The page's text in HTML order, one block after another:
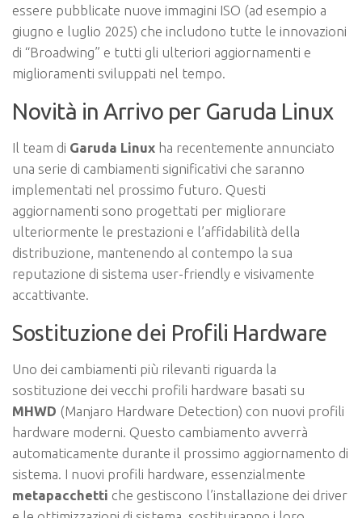
essere pubblicate nuove immagini ISO (ad esempio a
giugno e luglio 2025) che includono tutte le innovazioni
di “Broadwing” e tutti gli ulteriori aggiornamenti e
miglioramenti sviluppati nel tempo.
Novità in Arrivo per Garuda Linux
Il team di Garuda Linux ha recentemente annunciato
una serie di cambiamenti significativi che saranno
implementati nel prossimo futuro. Questi
aggiornamenti sono progettati per migliorare
ulteriormente le prestazioni e l’affidabilità della
distribuzione, mantenendo al contempo la sua
reputazione di sistema user-friendly e visivamente
accattivante.
Sostituzione dei Profili Hardware
Uno dei cambiamenti più rilevanti riguarda la
sostituzione dei vecchi profili hardware basati su
MHWD (Manjaro Hardware Detection) con nuovi profili
hardware moderni. Questo cambiamento avverrà
automaticamente durante il prossimo aggiornamento di
sistema. I nuovi profili hardware, essenzialmente
metapacchetti che gestiscono l’installazione dei driver